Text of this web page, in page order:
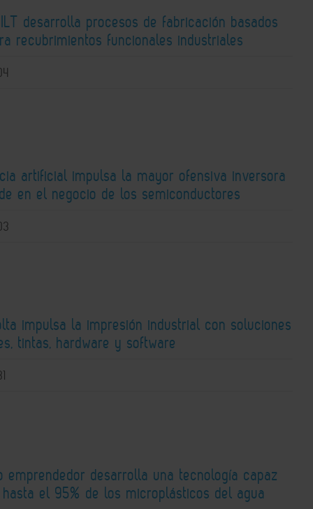
desarrolla procesos de fabricación basados
recubrimientos funcionales industriales
artificial impulsa la mayor ofensiva inversora
en el negocio de los semiconductores
impulsa la impresión industrial con soluciones
tintas, hardware y software
emprendedor desarrolla una tecnología capaz
el 95% de los microplásticos del agua